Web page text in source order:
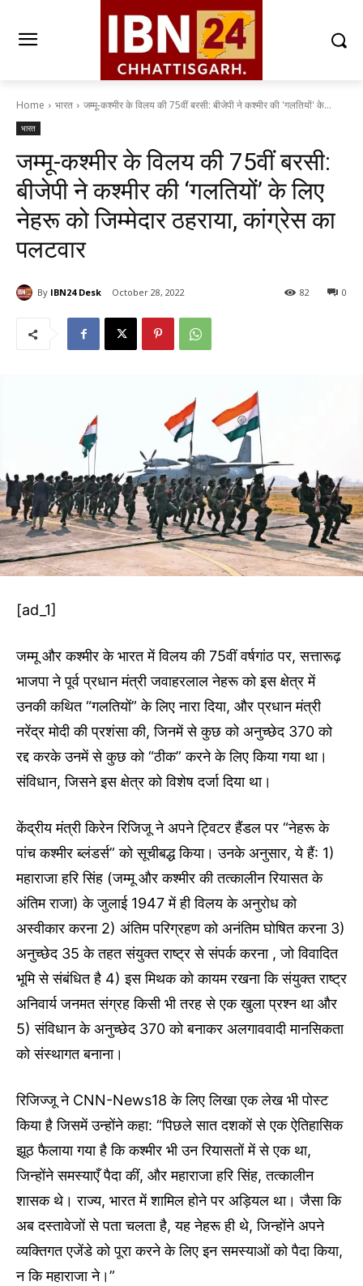
Home भारत जम्मू-कश्मीर के विलय की 75वीं बरसी: बीजेपी ने कश्मीर की 'गलतियों' के...
भारत
जम्मू-कश्मीर के विलय की 75वीं बरसी:
बीजेपी ने कश्मीर की ‘गलतियों’ के लिए
नेहरू को जिम्मेदार ठहराया, कांग्रेस का
पलटवार
By IBN24 Desk October 28, 2022 0
82
[ad_1]
जम्मू और कश्मीर के भारत में विलय की 75वीं वर्षगांठ पर, सत्तारूढ़
भाजपा ने पूर्व प्रधान मंत्री जवाहरलाल नेहरू को इस क्षेत्र में
उनकी कथित “गलतियों” के लिए नारा दिया, और प्रधान मंत्री
नरेंद्र मोदी की प्रशंसा की, जिनमें से कुछ को अनुच्छेद 370 को
रद्द करके उनमें से कुछ को “ठीक” करने के लिए किया गया था।
संविधान, जिसने इस क्षेत्र को विशेष दर्जा दिया था।
केंद्रीय मंत्री किरेन रिजिजू ने अपने ट्विटर हैंडल पर “नेहरू के
पांच कश्मीर ब्लंडर्स” को सूचीबद्ध किया। उनके अनुसार, ये हैं: 1)
महाराजा हरि सिंह (जम्मू और कश्मीर की तत्कालीन रियासत के
अंतिम राजा) के जुलाई 1947 में ही विलय के अनुरोध को
अस्वीकार करना 2) अंतिम परिग्रहण को अनंतिम घोषित करना 3)
अनुच्छेद 35 के तहत संयुक्त राष्ट्र से संपर्क करना , जो विवादित
भूमि से संबंधित है 4) इस मिथक को कायम रखना कि संयुक्त राष्ट्र
अनिवार्य जनमत संग्रह किसी भी तरह से एक खुला प्रश्न था और
5) संविधान के अनुच्छेद 370 को बनाकर अलगाववादी मानसिकता
को संस्थागत बनाना।
रिजिज्जू ने CNN-News18 के लिए लिखा एक लेख भी पोस्ट
किया है जिसमें उन्होंने कहा: “पिछले सात दशकों से एक ऐतिहासिक
झूठ फैलाया गया है कि कश्मीर भी उन रियासतों में से एक था,
जिन्होंने समस्याएँ पैदा कीं, और महाराजा हरि सिंह, तत्कालीन
शासक थे। राज्य, भारत में शामिल होने पर अड़ियल था। जैसा कि
अब दस्तावेजों से पता चलता है, यह नेहरू ही थे, जिन्होंने अपने
व्यक्तिगत एजेंडे को पूरा करने के लिए इन समस्याओं को पैदा किया,
न कि महाराजा ने।”